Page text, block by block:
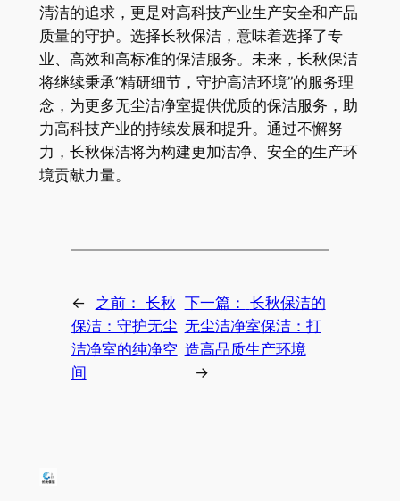
清洁的追求，更是对高科技产业生产安全和产品
质量的守护。选择长秋保洁，意味着选择了专
业、高效和高标准的保洁服务。未来，长秋保洁
将继续秉承“精研细节，守护高洁环境”的服务理
念，为更多无尘洁净室提供优质的保洁服务，助
力高科技产业的持续发展和提升。通过不懈努
力，长秋保洁将为构建更加洁净、安全的生产环
境贡献力量。
← 之前： 长秋
保洁：守护无尘
洁净室的纯净空
间
下一篇： 长秋保洁的
无尘洁净室保洁：打
造高品质生产环境
→